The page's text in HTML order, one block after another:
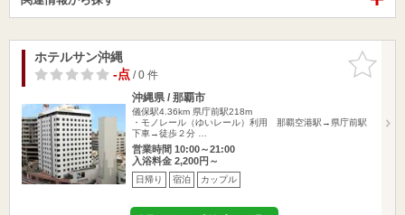
お気に入
りに追加
ホテルサン沖縄
-点/ 0 件
沖縄県 / 那覇市
儀保駅4.36km 県庁前駅218m
・モノレール（ゆいレール）利用 那覇空港駅→県庁前駅
下車→徒歩２分 …
営業時間 10:00～21:00
入浴料金 2,200円～
日帰り 宿泊 カップル